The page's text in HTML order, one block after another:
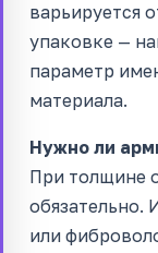
варьируется
упаковке —
параметр
материала.
Нужно ли
При толщине
обязательно.
или